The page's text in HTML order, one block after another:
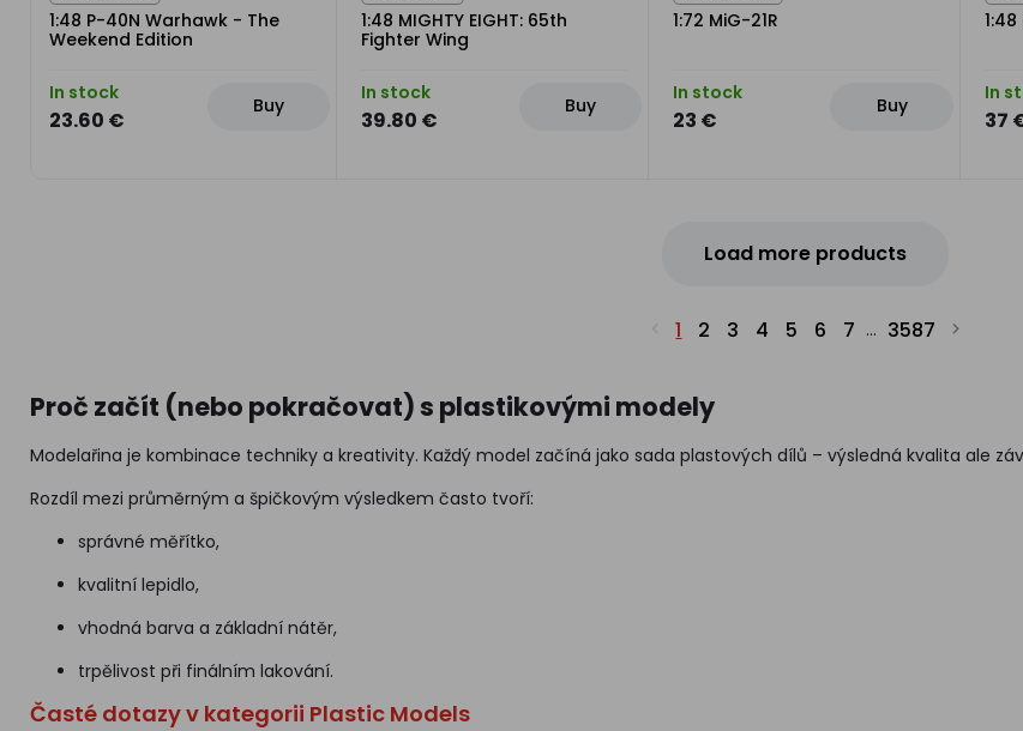
1:48 P-40N Warhawk - The
Weekend Edition
In stock
23.60 €
Buy
1:48 MIGHTY EIGHT: 65th
Fighter Wing
In stock
39.80 €
Buy
1:72 MiG-21R
In stock
23 €
Buy
1:48
In
37
Load more products
1 2 3 4 5 6 7 ... 3587
Proč začít (nebo pokračovat) s plastikovými modely
Modelařina je kombinace techniky a kreativity. Každý model začíná jako sada plastových dílů – výsledná kvalita ale
Rozdíl mezi průměrným a špičkovým výsledkem často tvoří:
správné měřítko,
kvalitní lepidlo,
vhodná barva a základní nátěr,
trpělivost při finálním lakování.
Časté dotazy v kategorii Plastic Models